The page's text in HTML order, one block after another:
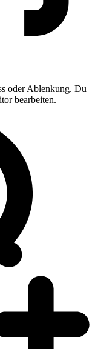
oder Ablenkung. Du
bearbeiten.